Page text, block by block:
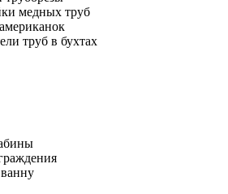
медных труб
труб в бухтах